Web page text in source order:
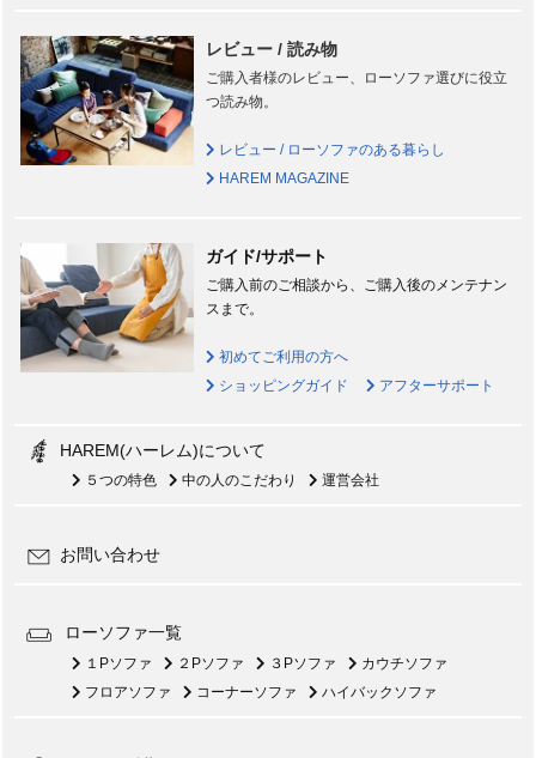
レビュー / 読み物
ご購入者様のレビュー、ローソファ選びに役立
つ読み物。
レビュー / ローソファのある暮らし
HAREM MAGAZINE
ガイド/サポート
ご購入前のご相談から、ご購入後のメンテナン
スまで。
初めてご利用の方へ
ショッピングガイド
アフターサポート
HAREM(ハーレム)について
５つの特色 中の人のこだわり 運営会社
お問い合わせ
ローソファ一覧
１Pソファ ２Pソファ ３Pソファ
カウチソファ
フロアソファ
コーナーソファ ハイバックソファ